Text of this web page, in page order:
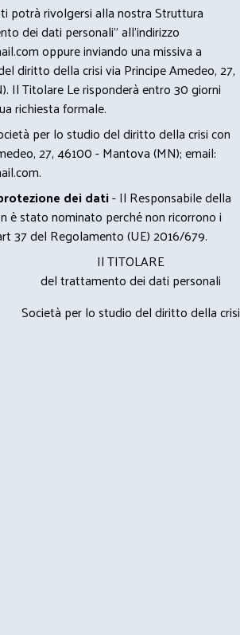
potrà rivolgersi alla nostra Struttura
dei dati personali" all'indirizzo
oppure inviando una missiva a
diritto della crisi via Principe Amedeo, 27,
Il Titolare Le risponderà entro 30 giorni
richiesta formale.
per lo studio del diritto della crisi con
27, 46100 - Mantova (MN); email:
.
dei dati- Il Responsabile della
è stato nominato perché non ricorrono i
37 del Regolamento (UE) 2016/679.
Il TITOLARE
del trattamento dei dati personali
Società per lo studio del diritto della crisi